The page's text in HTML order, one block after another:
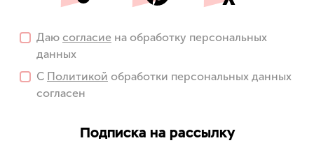
Даю согласие на обработку персональных
данных
С Политикой обработки персональных данных
согласен
Подписка на рассылку